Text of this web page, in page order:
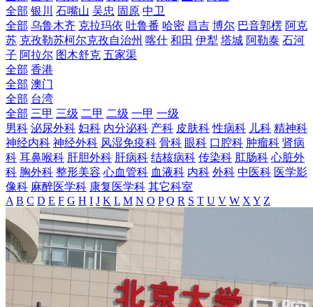
全部 银川 石嘴山 吴忠 固原 中卫
全部 乌鲁木齐 克拉玛依 吐鲁番 哈密 昌吉 博尔 巴音郭楞 阿克
苏 克孜勒苏柯尔克孜自治州 喀什 和田 伊犁 塔城 阿勒泰 石河
子 阿拉尔 图木舒克 五家渠
全部 香港
全部 澳门
全部 台湾
全部 三甲 三级 二甲 二级 一甲 一级
男科 泌尿外科 妇科 内分泌科 产科 皮肤科 性病科 儿科 精神科
神经内科 神经外科 风湿免疫科 骨科 眼科 口腔科 肿瘤科 肾病
科 耳鼻喉科 肝胆外科 肝病科 结核病科 传染科 肛肠科 心脏外
科 胸外科 整形美容 心血管科 血液科 内科 外科 中医科 医学影
像科 麻醉医学科 康复医学科 其它科室
A B C D E F G H I J K L M N O P Q R S T U V W X Y Z